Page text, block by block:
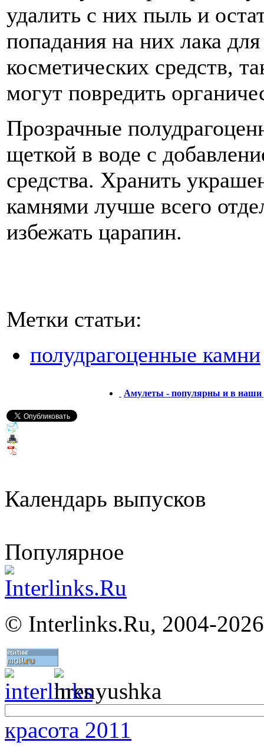
удалить с них пыль и
попадания на них лака
косметических средств,
могут повредить
Прозрачные
щеткой в воде с
средства. Хранить
камнями лучше всего
избежать царапин.
Метки статьи:
полудрагоценные камни
Амулеты - популярны и в наши
Календарь выпусков
Популярное
© Interlinks.Ru, 2004-2026
красота 2011